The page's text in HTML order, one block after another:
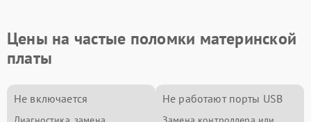
Цены на частые поломки материнской
платы
Не включается Не работают порты USB